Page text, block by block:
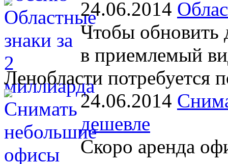
24.06.2014
Чтобы обновить
в приемлемый
Ленобласти потребуется
24.06.2014
дешевле
Скоро аренда